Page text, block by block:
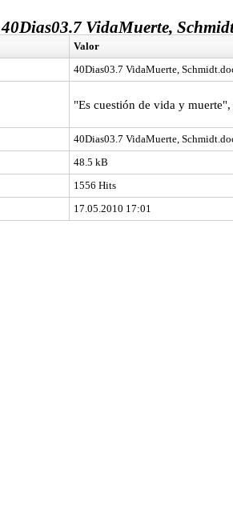
40Dias03.7 VidaMuerte,
Valor
40Dias03.7 VidaMuerte,
"Es cuestión de vida y
40Dias03.7 VidaMuerte,
48.5 kB
1556 Hits
17.05.2010 17:01